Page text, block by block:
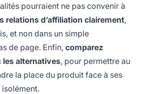
pourraient ne pas convenir à
relations d’affiliation clairement,
et non dans un simple
de page. Enfin, comparez
les alternatives, pour permettre au
la place du produit face à ses